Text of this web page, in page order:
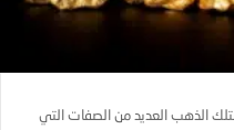
صناعة الذهب في العالم 2023 يمتلك الذهب العديد من الصفات التي